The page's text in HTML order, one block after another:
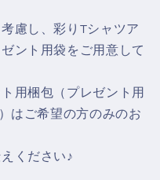
慮し、彩りTシャツア
ント用袋をご用意して
用梱包（プレゼント用
はご希望の方のみのお
ください♪